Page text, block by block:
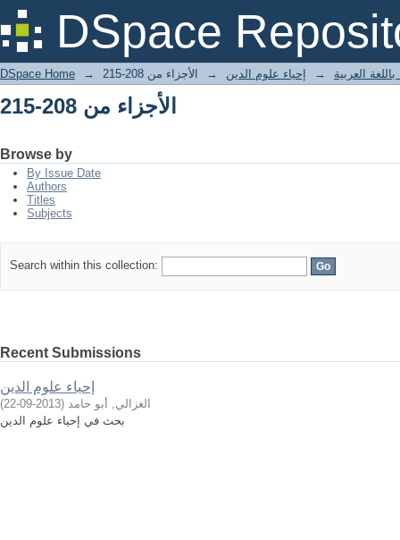
DSpace
الأجزاء من 208-215
DSpace Home → العربية → إحياء علوم الدين → الأجزاء من 208-215
الأجزاء من 208-215
Browse by
By Issue Date
Authors
Titles
Subjects
Search within this collection:
Recent Submissions
إحياء علوم الدين
الغزالي, أبو حامد (
2013-09-22
)
بحث في إحياء علوم الدين